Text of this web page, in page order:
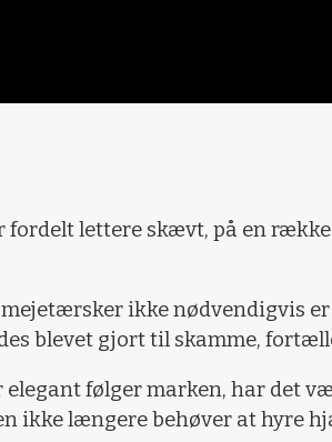
lettere skævt, på en
ikke nødvendigvis
blevet gjort til skamme,
følger marken, har det
ikke længere behøver at hyre